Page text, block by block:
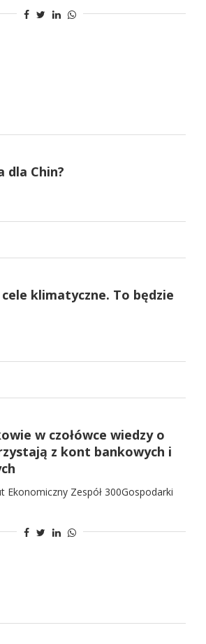
dla Chin?
klimatyczne. To będzie
w czołówce wiedzy o
z kont bankowych i
Ekonomiczny Zespół 300Gospodarki